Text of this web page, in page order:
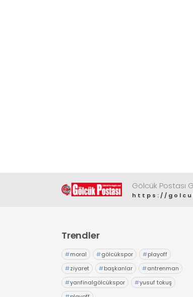
Gölcük Postası
https://
Trendler
#moral #gölcükspor #playoff
#ziyaret #başkanlar #antrenman
#yarıfinalgölcükspor #yusuf tokuş